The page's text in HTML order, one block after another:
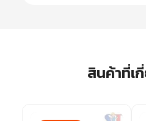
สินค้าที่เ